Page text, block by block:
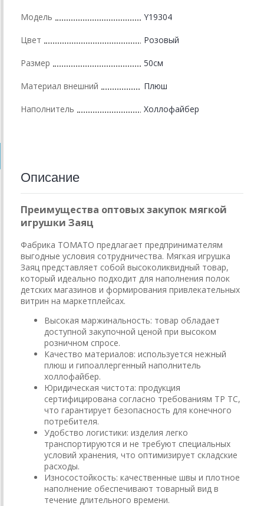
Модель Y19304
Цвет Розовый
Размер 50см
Материал внешний Плюш
Наполнитель Холлофайбер
Описание
Преимущества оптовых закупок мягкой
игрушки Заяц
Фабрика ТОМАТО предлагает предпринимателям
выгодные условия сотрудничества. Мягкая игрушка
Заяц представляет собой высоколиквидный товар,
который идеально подходит для наполнения полок
детских магазинов и формирования привлекательных
витрин на маркетплейсах.
Высокая маржинальность: товар обладает
доступной закупочной ценой при высоком
розничном спросе.
Качество материалов: используется нежный
плюш и гипоаллергенный наполнитель
холлофайбер.
Юридическая чистота: продукция
сертифицирована согласно требованиям ТР ТС,
что гарантирует безопасность для конечного
потребителя.
Удобство логистики: изделия легко
транспортируются и не требуют специальных
условий хранения, что оптимизирует складские
расходы.
Износостойкость: качественные швы и плотное
наполнение обеспечивают товарный вид в
течение длительного времени.